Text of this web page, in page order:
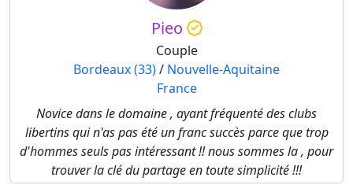
Pieo
Couple
Bordeaux (33)/ Nouvelle-Aquitaine
France
Novice dans le domaine , ayant fréquenté des clubs
libertins qui n'as pas été un franc succès parce que trop
d'hommes seuls pas intéressant !! nous sommes la , pour
trouver la clé du partage en toute simplicité !!!